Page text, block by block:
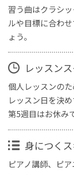
習う曲はクラシ
ルや目標に合わ
ょう。
レッスン
個人レッスンの
レッスン日を決め
第5週目はお休み
身につく
ピアノ講師、ピ